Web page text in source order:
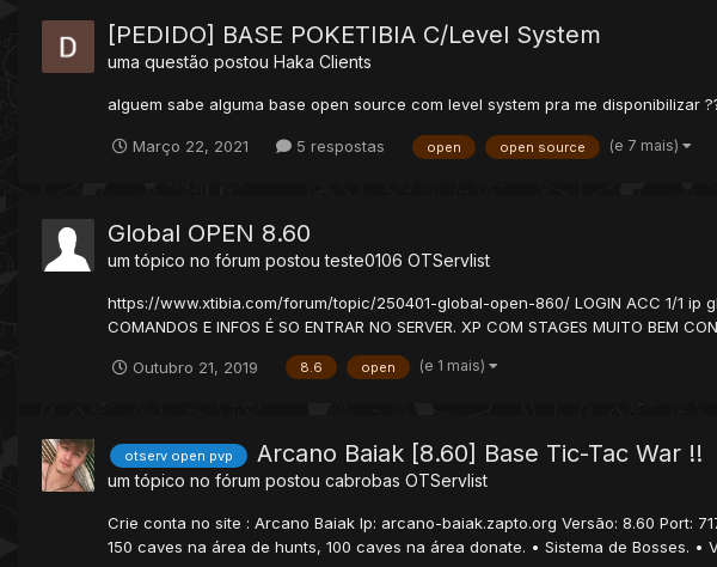
[PEDIDO] BASE POKETIBIA C/Level System
uma questão postou Haka Clients
alguem sabe alguma base open source com level system pra me disponibilizar
Março 22, 2021 5 respostas open open source (e 7 mais)
Global OPEN 8.60
um tópico no fórum postouteste0106 OTServlist
https://www.xtibia.com/forum/topic/250401-global-open-860/ LOGIN ACC 1/1 ip
COMANDOS E INFOS É SO ENTRAR NO SERVER. XP COM STAGES MUITO BEM
Outubro 21, 2019 8.6 open (e 1 mais)
otserv open pvp Arcano Baiak [8.60] Base Tic-Tac War !!
um tópico no fórum postou cabrobas OTServlist
Crie conta no site : Arcano Baiak Ip: arcano-baiak.zapto.org Versão: 8.60 Port:
150 caves na área de hunts, 100 caves na área donate. • Sistema de Bosses. •